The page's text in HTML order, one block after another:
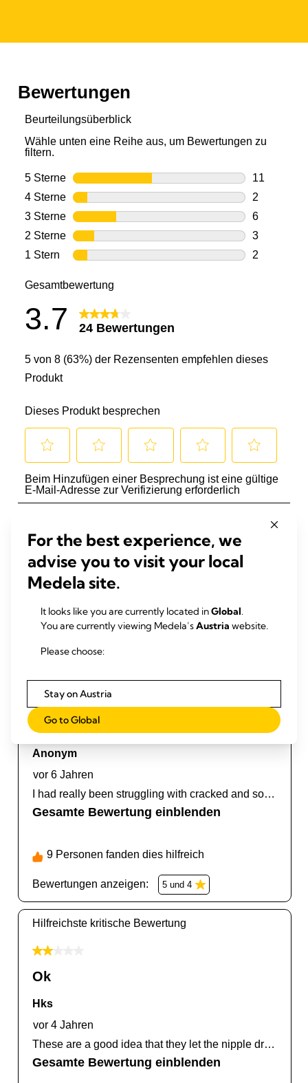
For the best experience, we
advise you to visit your local
Medela site.
It looks like you are currently located inGlobal.
You are currently viewing Medela’sAustria website.
Please choose:
Stay on Austria
Go to Global